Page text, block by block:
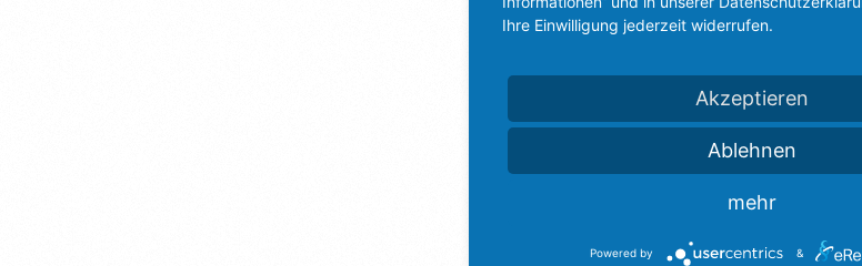
Ihre Einwilligung jederzeit widerrufen.
Akzeptieren
Ablehnen
mehr
Powered by &